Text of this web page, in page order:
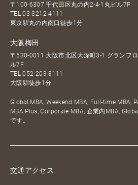
〒100-6307 千代田区丸の内2-4-1丸ビル7F
TEL03-3212-4111
東京駅丸の内南口徒歩1分
大阪梅田
〒530-0011 大阪市北区大深町3-1 グランフ
ル7F
TEL052-203-8111
大阪駅徒歩1分
Global MBA, Weekend MBA, Full-time MBA,
MBA Plus, Corporate MBA, 企業内MBA,
です。
交通アクセス